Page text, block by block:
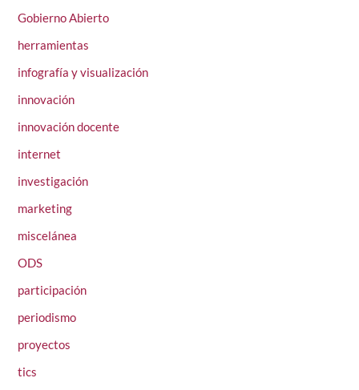
Gobierno Abierto
herramientas
infografía y visualización
innovación
innovación docente
internet
investigación
marketing
miscelánea
ODS
participación
periodismo
proyectos
tics